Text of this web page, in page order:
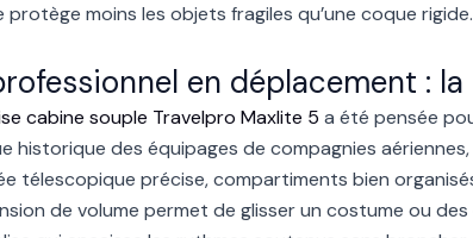
protège moins les objets fragiles qu’une coque rigide.
en déplacement :
cabine souple Travelpro Maxlite 5 a été pensée
historique des équipages de compagnies
télescopique précise, compartiments bien
de volume permet de glisser un costume ou